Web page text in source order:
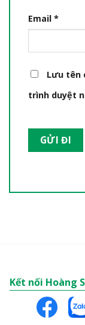
Email *
Lưu tên
trình duyệt
Kết nối Hoàng